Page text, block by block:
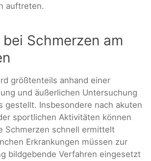
auftreten.
Schmerzen am
größtenteils anhand einer
und äußerlichen Untersuchung
gestellt. Insbesondere nach akuten
sportlichen Aktivitäten können
Schmerzen schnell ermittelt
Erkrankungen müssen zur
bildgebende Verfahren eingesetzt